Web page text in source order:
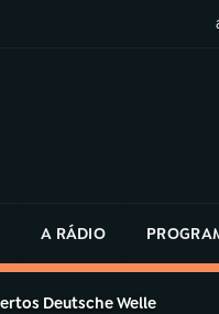
A RÁDIO
Deutsche Welle